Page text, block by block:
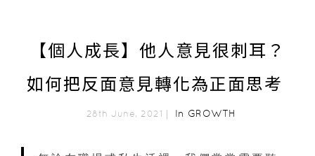
【個人成長】他人意見很刺耳？
如何把反面意見轉化為正面思考
28th June, 2021｜ In GROWTH